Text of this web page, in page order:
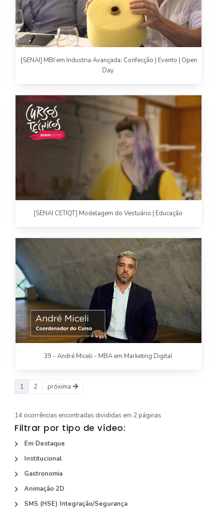
[SENAI] MBI em Industria Avançada: Confecção | Evento | Open
Day
[SENAI CETIQT] Modelagem do Vestuário | Educação
39 - André Miceli - MBA em Marketing Digital
1 2 próxima
14 ocorrências encontradas divididas em 2 páginas
Filtrar por tipo de vídeo:
Em Destaque
Institucional
Gastronomia
Animação 2D
SMS (HSE) Integração/Segurança